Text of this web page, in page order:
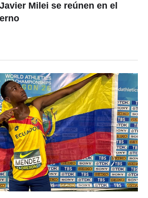
Milei se reúnen en el